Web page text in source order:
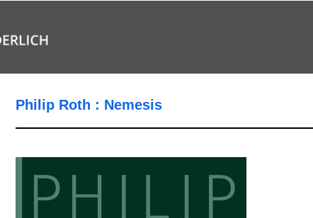
Philip Roth : Nemesis